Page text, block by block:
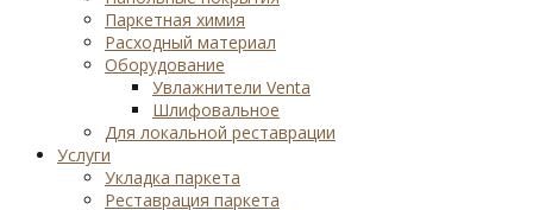
Паркетная химия
Расходный материал
Оборудование
Увлажнители Venta
Шлифовальное
Для локальной реставрации
Услуги
Укладка паркета
Реставрация паркета